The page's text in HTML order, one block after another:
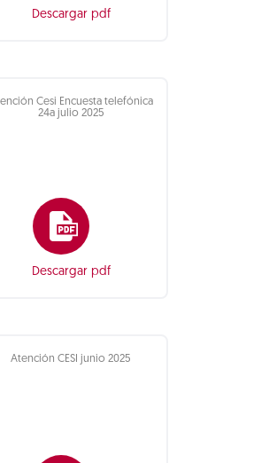
Descargar pdf
Cesi Encuesta telefónica
24a julio 2025
Descargar pdf
Atención CESI junio 2025